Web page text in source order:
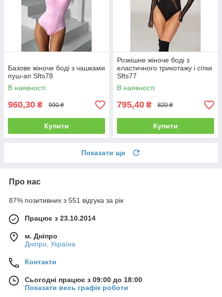
Базове жіноче боді з чашками
пуш-ап Sfts78
В наявності
960,30 ₴ 990 ₴
Купити
Розкішне жіноче боді з
еластичного трикотажу і сітки
Sfts77
В наявності
795,40 ₴ 820 ₴
Купити
Показати ще
Про нас
87% позитивних з 551 відгука за рік
Працює з 23.10.2014
м. Дніпро
Дніпро, Україна
Контакти
Сьогодні працює з 09:00 до 18:00
Показати весь графік роботи